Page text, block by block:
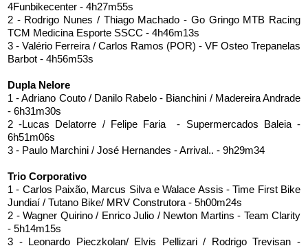
4Funbikecenter - 4h27m55s
2 - Rodrigo Nunes / Thiago Machado - Go Gringo MTB Racing
TCM Medicina Esporte SSCC - 4h46m13s
3 - Valério Ferreira / Carlos Ramos (POR) - VF Osteo Trepanelas
Barbot - 4h56m53s
Dupla Nelore
1 - Adriano Couto / Danilo Rabelo - Bianchini / Madereira Andrade
- 6h31m30s
2 -Lucas Delatorre / Felipe Faria - Supermercados Baleia -
6h51m06s
3 - Paulo Marchini / José Hernandes - Arrival.. - 9h29m34
Trio Corporativo
1 - Carlos Paixão, Marcus Silva e Walace Assis - Time First Bike
Jundiaí / Tutano Bike/ MRV Construtora - 5h00m24s
2 - Wagner Quirino / Enrico Julio / Newton Martins - Team Clarity
- 5h14m15s
3 - Leonardo Pieczkolan/ Elvis Pellizari / Rodrigo Trevisan -